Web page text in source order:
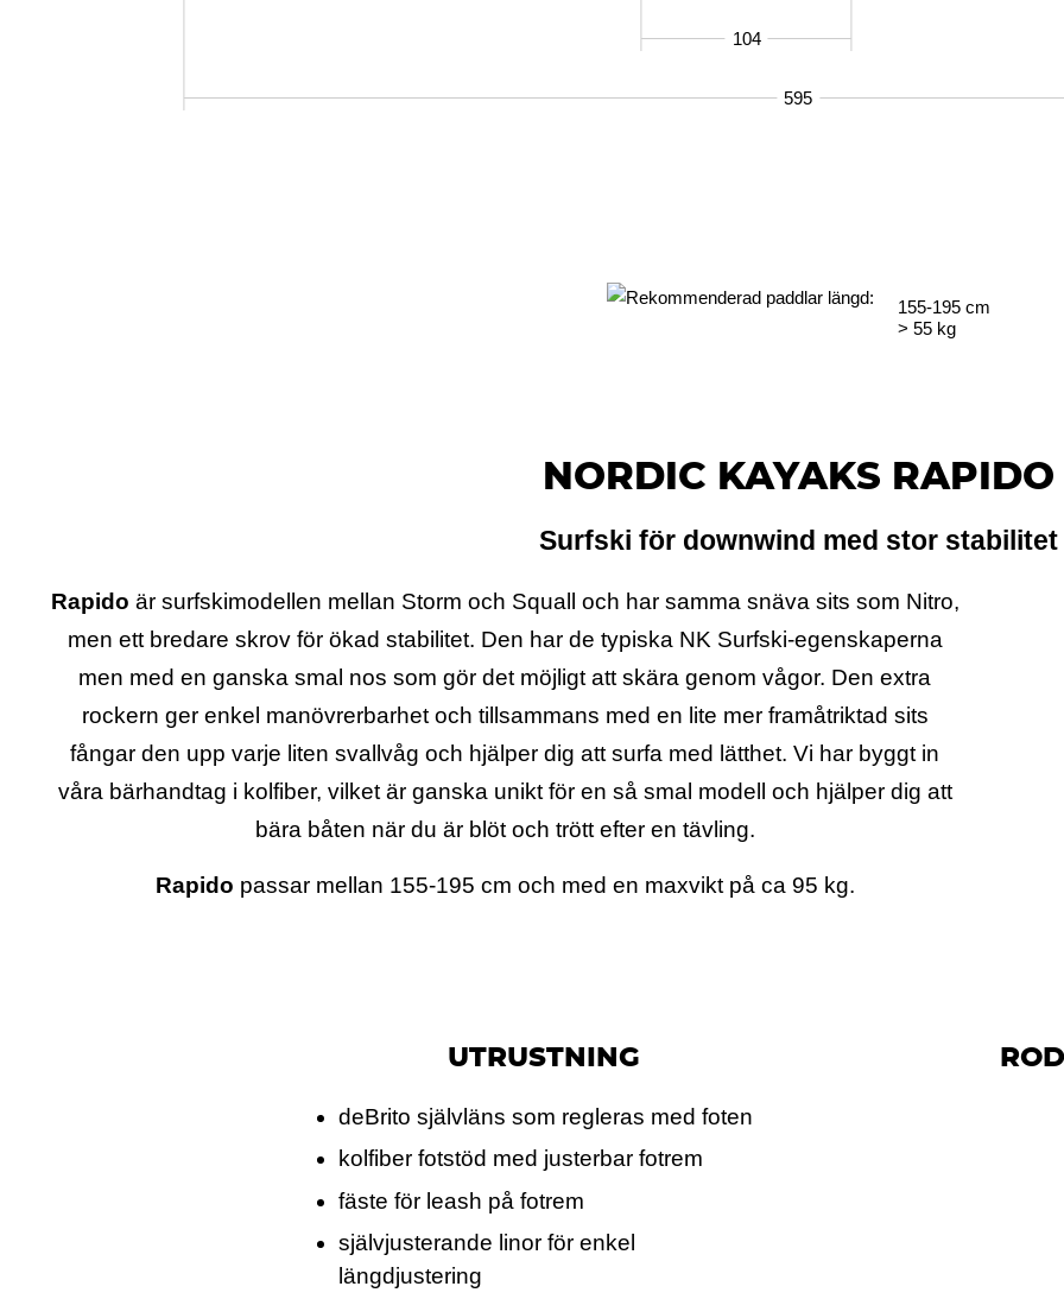
595
104
155-195cm
> 55kg
NORDIC KAYAKS RAPIDO
Surfski för downwind med stor stabilitet
Rapido är surfskimodellen mellan Storm och Squall och har samma snäva sits som Nitro,
men ett bredare skrov för ökad stabilitet. Den har de typiska NK Surfski-egenskaperna
men med en ganska smal nos som gör det möjligt att skära genom vågor. Den extra
rockern ger enkel manövrerbarhet och tillsammans med en lite mer framåtriktad sits
fångar den upp varje liten svallvåg och hjälper dig att surfa med lätthet. Vi har byggt in
våra bärhandtag i kolfiber, vilket är ganska unikt för en så smal modell och hjälper dig att
bära båten när du är blöt och trött efter en tävling.
Rapido passar mellan 155-195 cm och med en maxvikt på ca 95 kg.
UTRUSTNING
deBrito självläns som regleras med foten
kolfiber fotstöd med justerbar fotrem
fäste för leash på fotrem
självjusterande linor för enkel
längdjustering